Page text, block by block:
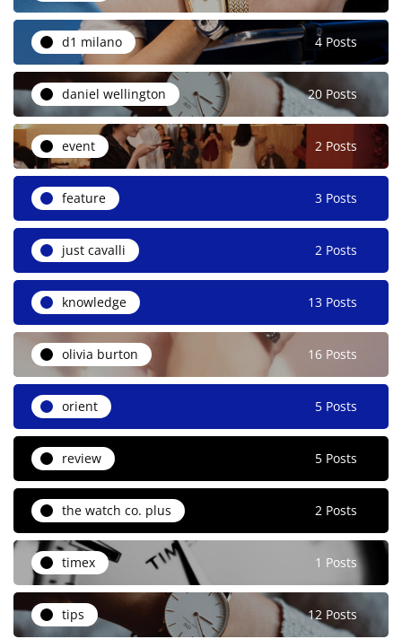
d1 milano 4 Posts
daniel wellington 20 Posts
event 2 Posts
feature 3 Posts
just cavalli 2 Posts
knowledge 13 Posts
olivia burton 16 Posts
orient 5 Posts
review 5 Posts
the watch co. plus 2 Posts
timex 1 Posts
tips 12 Posts